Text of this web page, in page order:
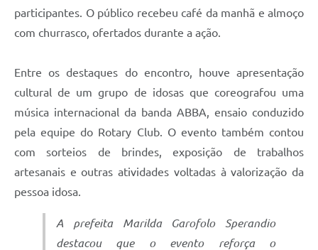
participantes. O público recebeu café da manhã e almoço
com churrasco, ofertados durante a ação.
Entre os destaques do encontro, houve apresentação
cultural de um grupo de idosas que coreografou uma
música internacional da banda ABBA, ensaio conduzido
pela equipe do Rotary Club. O evento também contou
com sorteios de brindes, exposição de trabalhos
artesanais e outras atividades voltadas à valorização da
pessoa idosa.
A prefeita Marilda Garofolo Sperandio
destacou que o evento reforça o